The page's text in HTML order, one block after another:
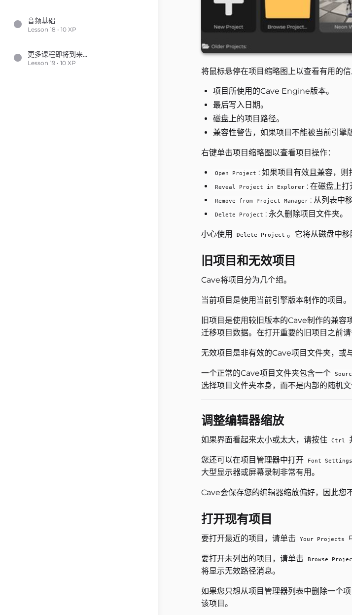
音频基础
Lesson 18 • 10 XP
更多课程即将到来...
Lesson 19 • 10 XP
将鼠标悬停在项目缩略图上以查看有用的信
项目所使用的Cave Engine版本。
最后写入日期。
磁盘上的项目路径。
兼容性警告，如果项目不能被当前引擎
右键单击项目缩略图以查看项目操作：
Open Project : 如果项目有效且兼容，则
Reveal Project in Explorer : 在磁盘上打
Remove from Project Manager : 从列表中
Delete Project : 永久删除项目文件夹。
小心使用 Delete Project 。它将从磁盘中移
旧项目和无效项目
Cave将项目分为几个组。
当前项目是使用当前引擎版本制作的项目。
旧项目是使用较旧版本的Cave制作的兼
迁移项目数据。在打开重要的旧项目之前请
无效项目是非有效的Cave项目文件夹，或
一个正常的Cave项目文件夹包含一个
选择项目文件夹本身，而不是内部的随机文
调整编辑器缩放
如果界面看起来太小或太大，请按住 Ctrl
您还可以在项目管理器中打开 Font Settings
大型显示器或屏幕录制非常有用。
Cave会保存您的编辑器缩放偏好，因此您
打开现有项目
要打开最近的项目，请单击 Your Projects
要打开未列出的项目，请单击 Browse
将显示无效路径消息。
如果您只想从项目管理器列表中删除一个
该项目。